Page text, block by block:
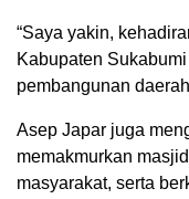
“Saya yakin,
Kabupaten
pembangunan
Asep Japar juga
memakmurkan
masyarakat, serta